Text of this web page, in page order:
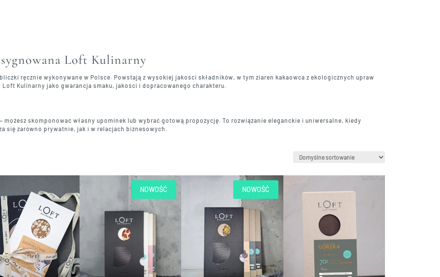
Loft Kulinarny
ręcznie wykonywane w Polsce. Powstają z wysokiej jakości składników, w tym ziaren kakaowca z ekologicznych upraw
Kulinarny jako gwarancja smaku, jakości i dopracowanego charakteru.
możesz skomponować własny upominek lub wybrać gotową propozycję. To rozwiązanie eleganckie i uniwersalne, kiedy
się zarówno prywatnie, jak i w relacjach biznesowych.
NOWOŚĆ NOWOŚĆ